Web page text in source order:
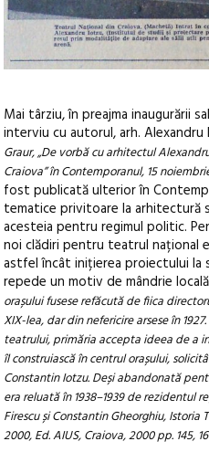
Mai târziu, în preajma inaugurării
interviu cu autorul, arh.
Graur, „De vorbă cu arhitectul
Craiova” în Contemporanul, 15
fost publicată ulterior în
tematice privitoare la arhitectură
acesteia pentru regimul politic.
noi clădiri pentru teatrul național
astfel încât inițierea proiectului la
repede un motiv de mândrie
orașului fusese refăcută de fiica
XIX-lea, dar din nefericire arsese în
teatrului, primăria accepta ideea de a
îl construiască în centrul orașului,
Constantin Iotzu. Deși abandonată
era reluată în 1938–1939 de rezidentul
Firescu și Constantin Gheorghiu,
2000, Ed. AIUS, Craiova, 2000 pp. 145,